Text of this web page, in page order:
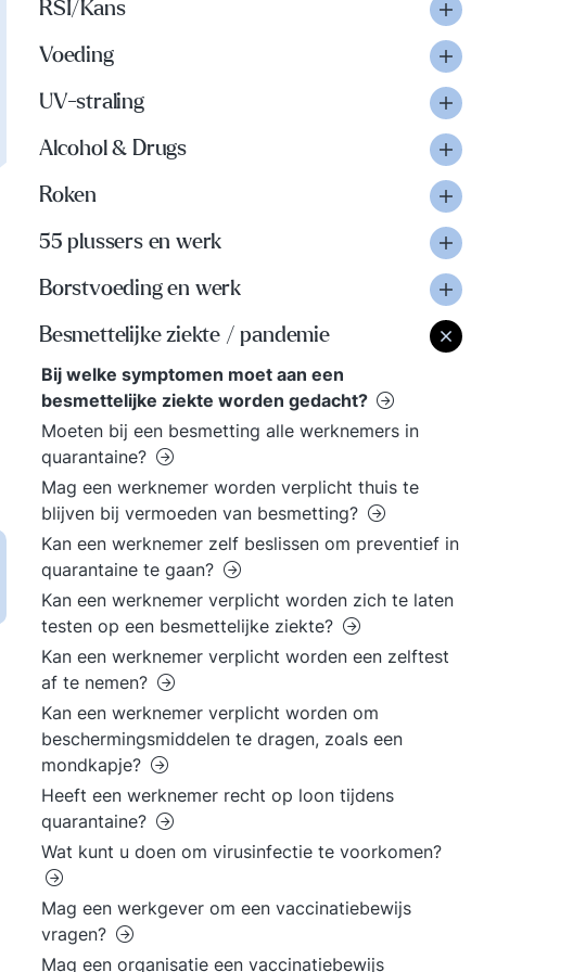
RSI/Kans
Voeding
UV-straling
Alcohol & Drugs
Roken
55 plussers en werk
Borstvoeding en werk
Besmettelijke ziekte / pandemie
Bij welke symptomen moet aan een
besmettelijke ziekte worden gedacht?
Moeten bij een besmetting alle werknemers in
quarantaine?
Mag een werknemer worden verplicht thuis te
blijven bij vermoeden van besmetting?
Kan een werknemer zelf beslissen om preventief in
quarantaine te gaan?
Kan een werknemer verplicht worden zich te laten
testen op een besmettelijke ziekte?
Kan een werknemer verplicht worden een zelftest
af te nemen?
Kan een werknemer verplicht worden om
beschermingsmiddelen te dragen, zoals een
mondkapje?
Heeft een werknemer recht op loon tijdens
quarantaine?
Wat kunt u doen om virusinfectie te voorkomen?
Mag een werkgever om een vaccinatiebewijs
vragen?
Mag een organisatie een vaccinatiebewijs